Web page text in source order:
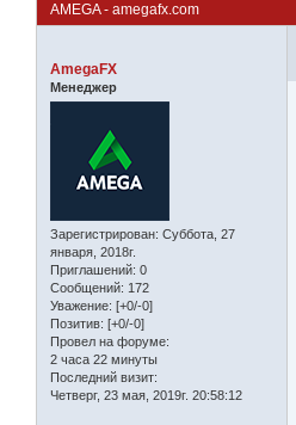
AMEGA - amegafx.com
AmegaFX
Менеджер
Зарегистрирован: Суббота, 27
января, 2018г.
Приглашений: 0
Сообщений: 172
Уважение: [+0/-0]
Позитив: [+0/-0]
Провел на форуме:
2 часа 22 минуты
Последний визит:
Четверг, 23 мая, 2019г. 20:58:12